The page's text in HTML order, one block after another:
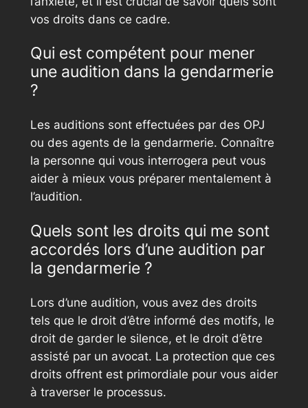
vos droits dans ce cadre.
Qui est compétent pour mener
une audition dans la gendarmerie
?
Les auditions sont effectuées par des OPJ
ou des agents de la gendarmerie. Connaître
la personne qui vous interrogera peut vous
aider à mieux vous préparer mentalement à
l’audition.
Quels sont les droits qui me sont
accordés lors d’une audition par
la gendarmerie ?
Lors d’une audition, vous avez des droits
tels que le droit d’être informé des motifs, le
droit de garder le silence, et le droit d’être
assisté par un avocat. La protection que ces
droits offrent est primordiale pour vous aider
à traverser le processus.